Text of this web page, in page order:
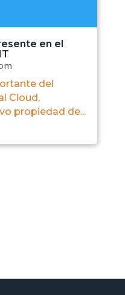
en el
del
Cloud,
propiedad de...